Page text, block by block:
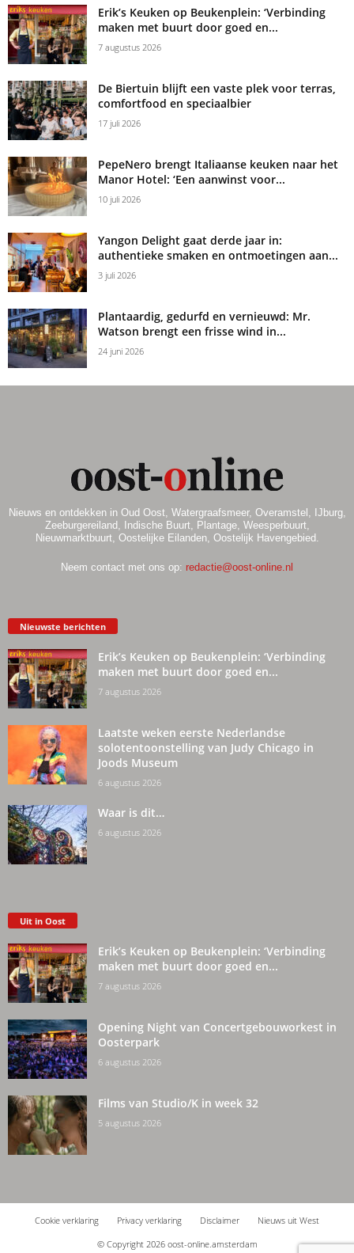
Erik’s Keuken op Beukenplein: ‘Verbinding
maken met buurt door goed en...
7 augustus 2026
De Biertuin blijft een vaste plek voor terras,
comfortfood en speciaalbier
17 juli 2026
PepeNero brengt Italiaanse keuken naar het
Manor Hotel: ‘Een aanwinst voor...
10 juli 2026
Yangon Delight gaat derde jaar in:
authentieke smaken en ontmoetingen aan...
3 juli 2026
Plantaardig, gedurfd en vernieuwd: Mr.
Watson brengt een frisse wind in...
24 juni 2026
Nieuws en ontdekken in Oud Oost, Watergraafsmeer, Overamstel, IJburg,
Zeeburgereiland, Indische Buurt, Plantage, Weesperbuurt,
Nieuwmarktbuurt, Oostelijke Eilanden, Oostelijk Havengebied.
Neem contact met ons op: redactie@oost-online.nl
Nieuwste berichten
Erik’s Keuken op Beukenplein: ‘Verbinding
maken met buurt door goed en...
7 augustus 2026
Laatste weken eerste Nederlandse
solotentoonstelling van Judy Chicago in
Joods Museum
6 augustus 2026
Waar is dit…
6 augustus 2026
Uit in Oost
Erik’s Keuken op Beukenplein: ‘Verbinding
maken met buurt door goed en...
7 augustus 2026
Opening Night van Concertgebouworkest in
Oosterpark
6 augustus 2026
Films van Studio/K in week 32
5 augustus 2026
Cookie verklaring Privacy verklaring Disclaimer
Nieuws uit West
© Copyright 2026 oost-online.amsterdam